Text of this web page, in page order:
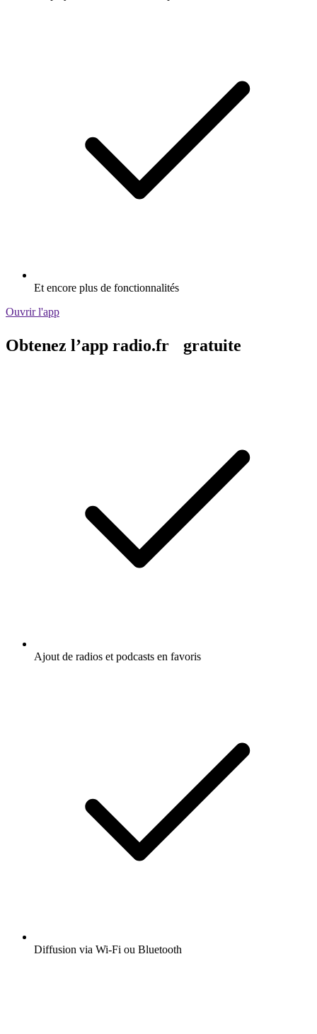
Et encore plus de fonctionnalités
Ouvrir l'app
Obtenez l’app radio.fr gratuite
Ajout de radios et podcasts en favoris
Diffusion via Wi-Fi ou Bluetooth